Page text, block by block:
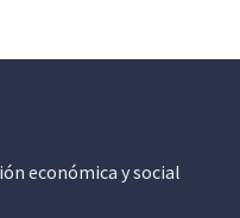
económica y social